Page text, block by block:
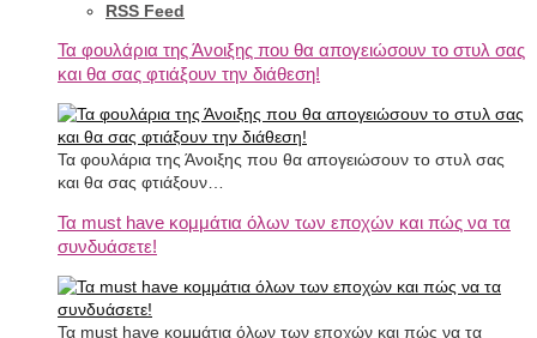
RSS Feed
Τα φουλάρια της Άνοιξης που θα απογειώσουν το στυλ σας
και θα σας φτιάξουν την διάθεση!
Τα φουλάρια της Άνοιξης που θα απογειώσουν το στυλ σας
και θα σας φτιάξουν…
Τα must have κομμάτια όλων των εποχών και πώς να τα
συνδυάσετε!
Τα must have κομμάτια όλων των εποχών και πώς να τα